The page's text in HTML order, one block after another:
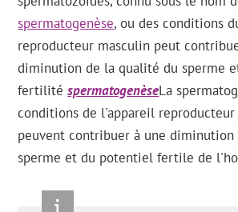
spermatogenèse, ou des conditions
reproducteur masculin peut
diminution de la qualité du sperme
fertilitéspermatogenèseLa
conditions de l'appareil reproducteur
peuvent contribuer à une
sperme et du potentiel fertile de